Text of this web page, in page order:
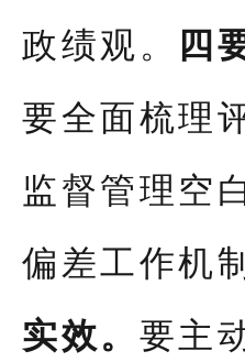
政绩观。
四
要全面梳理
监督管理空
偏差工作机
实效。 要主